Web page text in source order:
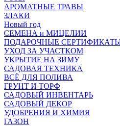
АРОМАТНЫЕ ТРАВЫ
ЗЛАКИ
Новый год
СЕМЕНА и МИЦЕЛИИ
ПОДАРОЧНЫЕ
УХОД ЗА УЧАСТКОМ
УКРЫТИЕ НА ЗИМУ
САДОВАЯ ТЕХНИКА
ВСЁ ДЛЯ ПОЛИВА
ГРУНТ И ТОРФ
САДОВЫЙ ИНВЕНТАРЬ
САДОВЫЙ ДЕКОР
УДОБРЕНИЯ И ХИМИЯ
ГАЗОН